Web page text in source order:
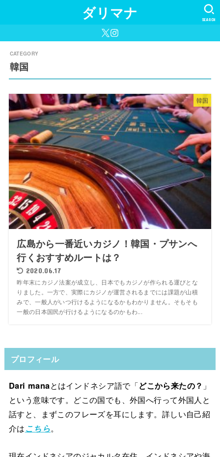
ダリマナ SEARCH
韓国
韓国
広島から一番近いカジノ！韓国・プサンへ
行くおすすめルートは？
2020.06.17
昨年末にカジノ法案が成立し、日本でもカジノが作られる運びとな
りました。一方で、実際にカジノが運営されるまでには課題が山積
みで、一般人がいつ行けるようになるかもわかりません。そもそも
一般の日本国民が行けるようになるのかもわ...
プロフィール
Dari manaとはインドネシア語で「どこから来たの？ 」
という意味です。どこの国でも、外国へ行って外国人と
話すと、まずこのフレーズを耳にします。詳しい自己紹
介はこちら。